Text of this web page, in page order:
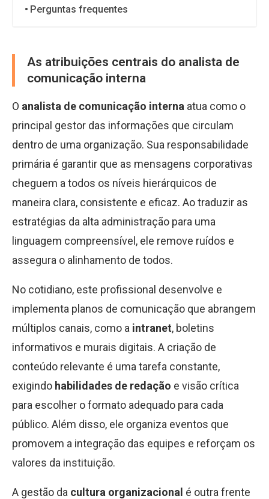
Perguntas frequentes
As atribuições centrais do analista de
comunicação interna
O analista de comunicação interna atua como o
principal gestor das informações que circulam
dentro de uma organização. Sua responsabilidade
primária é garantir que as mensagens corporativas
cheguem a todos os níveis hierárquicos de
maneira clara, consistente e eficaz. Ao traduzir as
estratégias da alta administração para uma
linguagem compreensível, ele remove ruídos e
assegura o alinhamento de todos.
No cotidiano, este profissional desenvolve e
implementa planos de comunicação que abrangem
múltiplos canais, como a intranet, boletins
informativos e murais digitais. A criação de
conteúdo relevante é uma tarefa constante,
exigindo habilidades de redação e visão crítica
para escolher o formato adequado para cada
público. Além disso, ele organiza eventos que
promovem a integração das equipes e reforçam os
valores da instituição.
A gestão da cultura organizacional é outra frente